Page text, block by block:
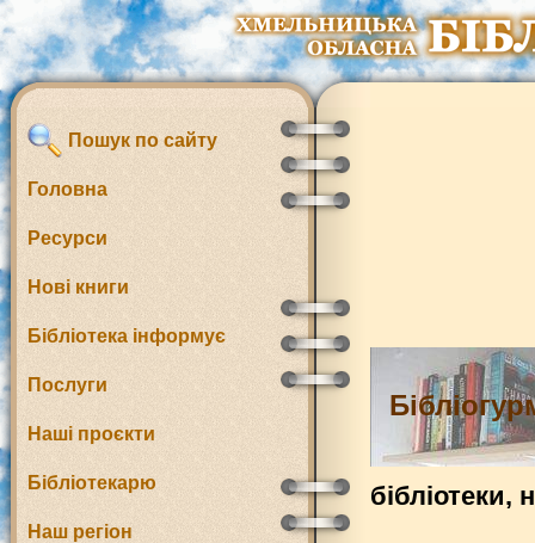
Пошук по сайту
Головна
Ресурси
Нові книги
Бібліотека інформує
Послуги
Наші проєкти
Бібліотекарю
Наш регіон
бібліотеки,